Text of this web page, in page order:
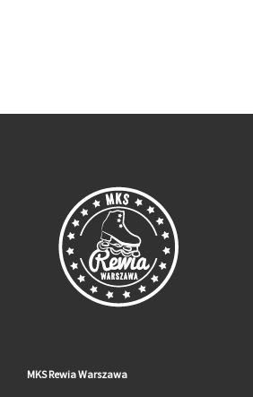
MKS Rewia Warszawa